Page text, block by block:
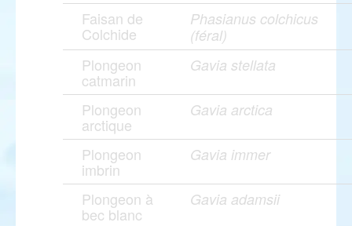
Faisan de
Colchide
Phasianus colchicus
(féral)
Plongeon
catmarin
Gavia stellata
Plongeon
arctique
Gavia arctica
Plongeon
imbrin
Gavia immer
Plongeon à
bec blanc
Gavia adamsii